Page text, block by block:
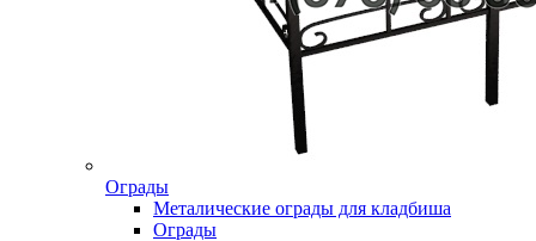
Ограды
Металические ограды для кладбиша
Ограды